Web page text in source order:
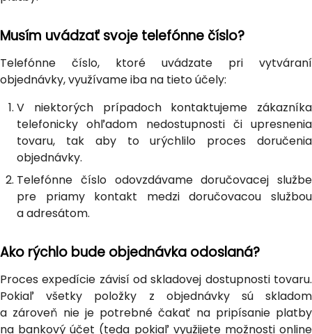
Musím uvádzať svoje telefónne číslo?
Telefónne číslo, ktoré uvádzate pri vytváraní
objednávky, využívame iba na tieto účely:
V niektorých prípadoch kontaktujeme zákazníka
telefonicky ohľadom nedostupnosti či upresnenia
tovaru, tak aby to urýchlilo proces doručenia
objednávky.
Telefónne číslo odovzdávame doručovacej službe
pre priamy kontakt medzi doručovacou službou
a adresátom.
Ako rýchlo bude objednávka odoslaná?
Proces expedície závisí od skladovej dostupnosti tovaru.
Pokiaľ všetky položky z objednávky sú skladom
a zároveň nie je potrebné čakať na pripísanie platby
na bankový účet (teda pokiaľ využijete možnosti online